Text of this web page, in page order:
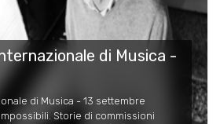
di Musica -
di Musica - 13 settembre
Storie di commissioni